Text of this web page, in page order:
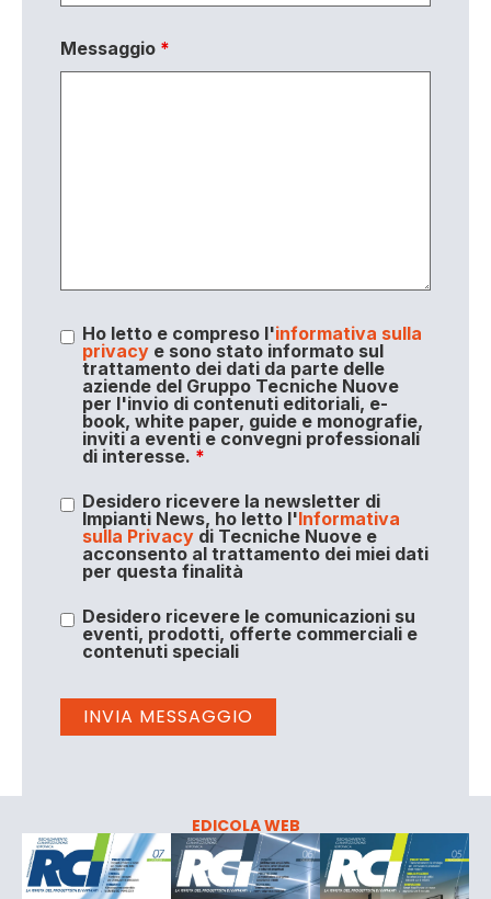
Messaggio *
Ho letto e compreso l'informativa sulla
privacye sono stato informato sul
trattamento dei dati da parte delle
aziende del Gruppo Tecniche Nuove
per l'invio di contenuti editoriali, e-
book, white paper, guide e monografie,
inviti a eventi e convegni professionali
di interesse. *
Desidero ricevere la newsletter di
Impianti News, ho letto l'Informativa
sulla Privacydi Tecniche Nuove e
acconsento al trattamento dei miei dati
per questa finalità
Desidero ricevere le comunicazioni su
eventi, prodotti, offerte commerciali e
contenuti speciali
EDICOLA WEB